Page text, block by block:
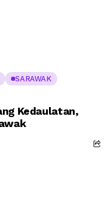
SARAWAK
Kedaulatan,